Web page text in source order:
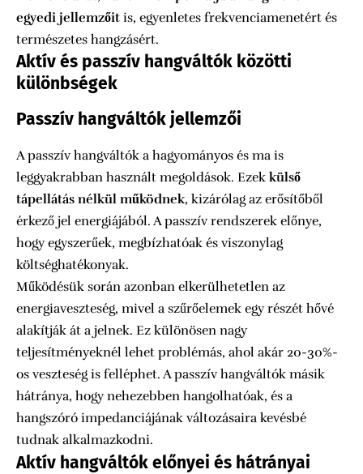
egyedi jellemzőit is, egyenletes frekvenciamenetért és
természetes hangzásért.
Aktív és passzív hangváltók közötti
különbségek
Passzív hangváltók jellemzői
A passzív hangváltók a hagyományos és ma is
leggyakrabban használt megoldások. Ezek külső
tápellátás nélkül működnek, kizárólag az erősítőből
érkező jel energiájából. A passzív rendszerek előnye,
hogy egyszerűek, megbízhatóak és viszonylag
költséghatékonyak.
Működésük során azonban elkerülhetetlen az
energiaveszteség, mivel a szűrőelemek egy részét hővé
alakítják át a jelnek. Ez különösen nagy
teljesítményeknél lehet problémás, ahol akár 20-30%-
os veszteség is felléphet. A passzív hangváltók másik
hátránya, hogy nehezebben hangolhatóak, és a
hangszóró impedanciájának változásaira kevésbé
tudnak alkalmazkodni.
Aktív hangváltók előnyei és hátrányai